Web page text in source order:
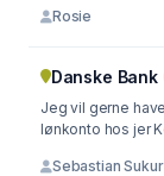
Rosie
Danske
Jeg vil gerne
Sebastian Sukur